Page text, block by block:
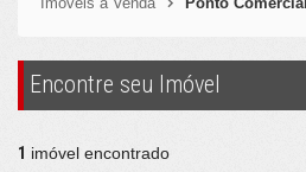
Encontre seu Imóvel
1 imóvel encontrado